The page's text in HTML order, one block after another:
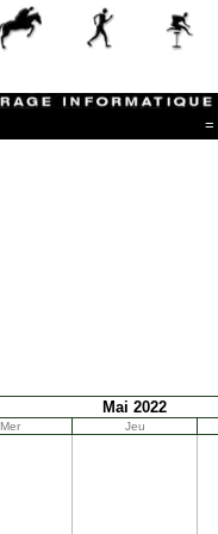
=
Mai 2022
Mer Jeu